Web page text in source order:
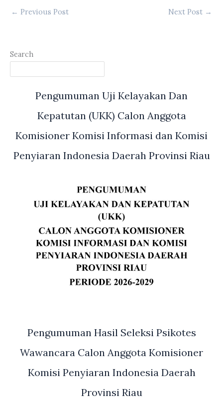
← Previous Post Next Post →
Search
Pengumuman Uji Kelayakan Dan
Kepatutan (UKK) Calon Anggota
Komisioner Komisi Informasi dan Komisi
Penyiaran Indonesia Daerah Provinsi Riau
Pengumuman Hasil Seleksi Psikotes
Wawancara Calon Anggota Komisioner
Komisi Penyiaran Indonesia Daerah
Provinsi Riau